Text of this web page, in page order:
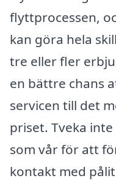
flyttprocessen,
kan göra hela
tre eller fler
en bättre chans
servicen till det
priset. Tveka
som vår för att
kontakt med